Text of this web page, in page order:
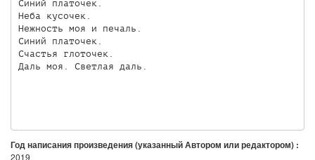
Синий платочек.
Неба кусочек.
Нежность моя и печаль.
Синий платочек.
Счастья глоточек.
Даль моя. Светлая даль.
Год написания произведения (указанный Автором или редактором) :
2019